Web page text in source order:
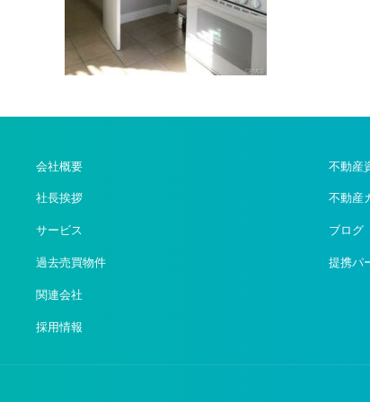
会社概要
社長挨拶
サービス
過去売買物件
関連会社
採用情報
不動産
不動産
ブログ
提携パ